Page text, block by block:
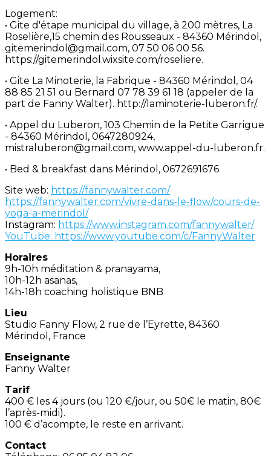
Logement:
• Gite d'étape municipal du village, à 200 mètres, La
Roselière,15 chemin des Rousseaux - 84360 Mérindol,
gitemerindol@gmail.com, 07 50 06 00 56.
https://gitemerindol.wixsite.com/roseliere.
• Gite La Minoterie, la Fabrique - 84360 Mérindol, 04
88 85 21 51 ou Bernard 07 78 39 61 18 (appeler de la
part de Fanny Walter). http://laminoterie-luberon.fr/.
• Appel du Luberon, 103 Chemin de la Petite Garrigue
- 84360 Mérindol, 0647280924,
mistraluberon@gmail.com, www.appel-du-luberon.fr.
• Bed & breakfast dans Mérindol, 0672691676
Site web: https://fannywalter.com/
https://fannywalter.com/vivre-dans-le-flow/cours-de-
yoga-a-merindol/
Instagram: https://www.instagram.com/fannywalter/
YouTube: https://www.youtube.com/c/FannyWalter
Horaires
9h-10h méditation & pranayama,
10h-12h asanas,
14h-18h coaching holistique BNB
Lieu
Studio Fanny Flow, 2 rue de l’Eyrette, 84360
Mérindol, France
Enseignante
Fanny Walter
Tarif
400 € les 4 jours (ou 120 €/jour, ou 50€ le matin, 80€
l’après-midi).
100 € d’acompte, le reste en arrivant.
Contact